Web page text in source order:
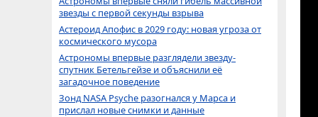
звезды с первой секунды взрыва
Астероид Апофис в 2029 году: новая угроза от
космического мусора
Астрономы впервые разглядели звезду-
спутник Бетельгейзе и объяснили её
загадочное поведение
Зонд NASA Psyche разогнался у Марса и
прислал новые снимки и данные